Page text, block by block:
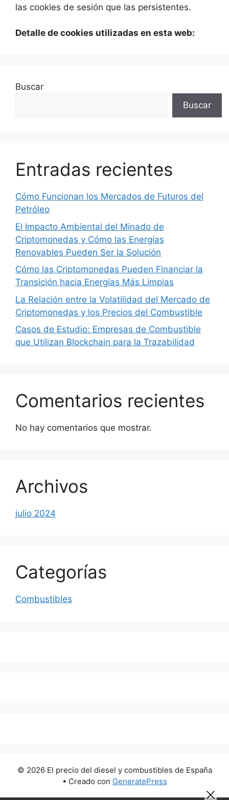
las cookies de sesión que las persistentes.
Detalle de cookies utilizadas en esta web:
Buscar
Buscar
Entradas recientes
Cómo Funcionan los Mercados de Futuros del
Petróleo
El Impacto Ambiental del Minado de
Criptomonedas y Cómo las Energías
Renovables Pueden Ser la Solución
Cómo las Criptomonedas Pueden Financiar la
Transición hacia Energías Más Limpias
La Relación entre la Volatilidad del Mercado de
Criptomonedas y los Precios del Combustible
Casos de Estudio: Empresas de Combustible
que Utilizan Blockchain para la Trazabilidad
Comentarios recientes
No hay comentarios que mostrar.
Archivos
julio 2024
Categorías
Combustibles
© 2026 El precio del diesel y combustibles de España
• Creado con GeneratePress